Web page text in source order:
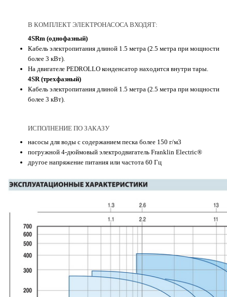
В КОМПЛЕКТ ЭЛЕКТРОНАСОСА ВХОДЯТ:
4SRm (однофазный)
Кабель электропитания длиной 1.5 метра (2.5 метра при мощности
более 3 кВт).
На двигателе PEDROLLO конденсатор находится внутри тары.
4SR (трехфазный)
Кабель электропитания длиной 1.5 метра (2.5 метра при мощности
более 3 кВт).
ИСПОЛНЕНИЕ ПО ЗАКАЗУ
насосы для воды с содержанием песка более 150 г/м3
погружной 4-дюймовый электродвигатель Franklin Electric®
другое напряжение питания или частота 60 Гц